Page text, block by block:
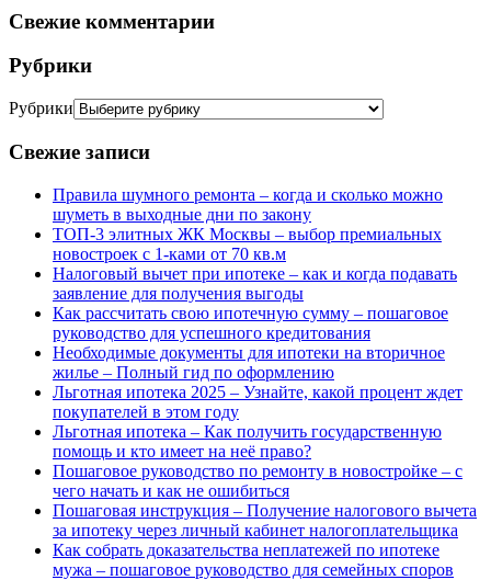
Свежие комментарии
Рубрики
Рубрики
Свежие записи
Правила шумного ремонта – когда и сколько можно
шуметь в выходные дни по закону
ТОП-3 элитных ЖК Москвы – выбор премиальных
новостроек с 1-ками от 70 кв.м
Налоговый вычет при ипотеке – как и когда подавать
заявление для получения выгоды
Как рассчитать свою ипотечную сумму – пошаговое
руководство для успешного кредитования
Необходимые документы для ипотеки на вторичное
жилье – Полный гид по оформлению
Льготная ипотека 2025 – Узнайте, какой процент ждет
покупателей в этом году
Льготная ипотека – Как получить государственную
помощь и кто имеет на неё право?
Пошаговое руководство по ремонту в новостройке – с
чего начать и как не ошибиться
Пошаговая инструкция – Получение налогового вычета
за ипотеку через личный кабинет налогоплательщика
Как собрать доказательства неплатежей по ипотеке
мужа – пошаговое руководство для семейных споров